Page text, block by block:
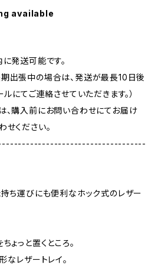
available
発送可能です。
出張中の場合は、発送が最長10日後
ルにてご連絡させていただきます。）
、購入前にお問い合わせにてお届け
ください。
ち運びにも便利なホック式のレザー
ょっと置くところ。
レザートレイ。